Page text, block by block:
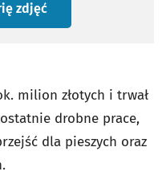
zdjęć
milion złotych i trwał
drobne prace,
dla pieszych oraz